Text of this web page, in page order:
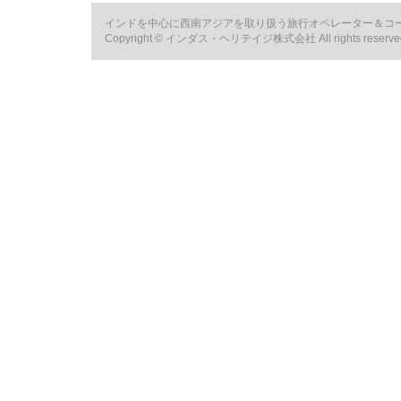
インドを中心に西南アジアを取り扱う旅行オペレーター＆コ
Copyright © インダス・ヘリテイジ株式会社 All rights